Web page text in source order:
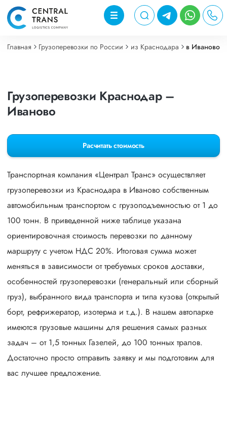
Главная Грузоперевозки по России из Краснодара в Иваново
Грузоперевозки Краснодар –
Иваново
Расчитать стоимость
Транспортная компания «Централ Транс» осуществляет
грузоперевозки из Краснодара в Иваново собственным
автомобильным транспортом с грузоподъемностью от 1 до
100 тонн. В приведенной ниже таблице указана
ориентировочная стоимость перевозки по данному
маршруту с учетом НДС 20%. Итоговая сумма может
меняться в зависимости от требуемых сроков доставки,
особенностей грузоперевозки (генеральный или сборный
груз), выбранного вида транспорта и типа кузова (открытый
борт, рефрижератор, изотерма и т.д.). В нашем автопарке
имеются грузовые машины для решения самых разных
задач – от 1,5 тонных Газелей, до 100 тонных тралов.
Достаточно просто отправить заявку и мы подготовим для
вас лучшее предложение.